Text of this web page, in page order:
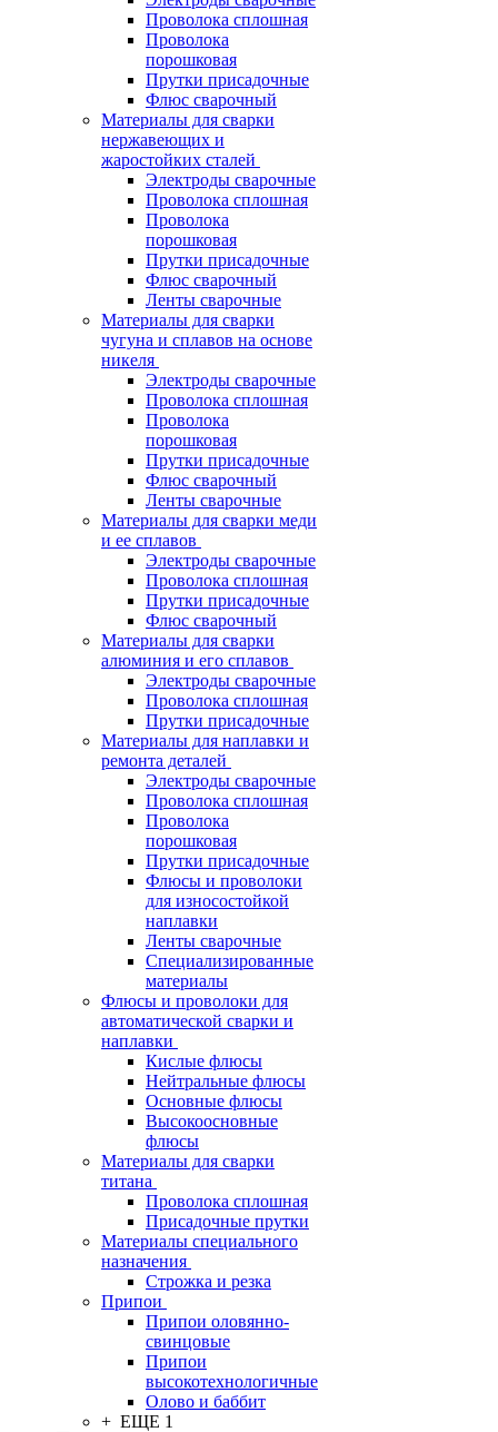
Проволока сплошная
Проволока
порошковая
Прутки присадочные
Флюс сварочный
Материалы для сварки
нержавеющих и
жаростойких сталей
Электроды сварочные
Проволока сплошная
Проволока
порошковая
Прутки присадочные
Флюс сварочный
Ленты сварочные
Материалы для сварки
чугуна и сплавов на основе
никеля
Электроды сварочные
Проволока сплошная
Проволока
порошковая
Прутки присадочные
Флюс сварочный
Ленты сварочные
Материалы для сварки меди
и ее сплавов
Электроды сварочные
Проволока сплошная
Прутки присадочные
Флюс сварочный
Материалы для сварки
алюминия и его сплавов
Электроды сварочные
Проволока сплошная
Прутки присадочные
Материалы для наплавки и
ремонта деталей
Электроды сварочные
Проволока сплошная
Проволока
порошковая
Прутки присадочные
Флюсы и проволоки
для износостойкой
наплавки
Ленты сварочные
Специализированные
материалы
Флюсы и проволоки для
автоматической сварки и
наплавки
Кислые флюсы
Нейтральные флюсы
Основные флюсы
Высокоосновные
флюсы
Материалы для сварки
титана
Проволока сплошная
Присадочные прутки
Материалы специального
назначения
Строжка и резка
Припои
Припои оловянно-
свинцовые
Припои
высокотехнологичные
Олово и баббит
+ ЕЩЕ 1